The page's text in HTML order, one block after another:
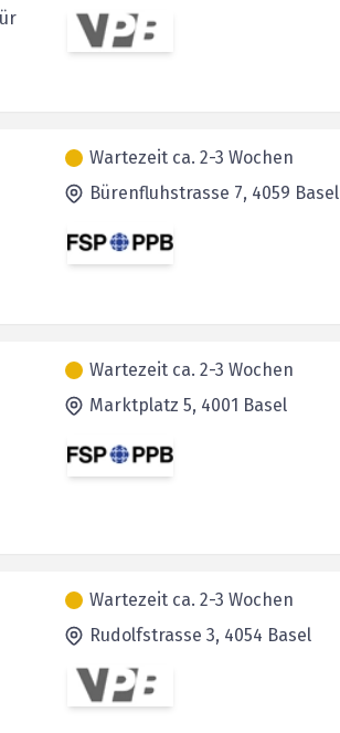
Wartezeit ca. 2-3 Wochen
Bürenfluhstrasse 7, 4059 Basel
Wartezeit ca. 2-3 Wochen
Marktplatz 5, 4001 Basel
Wartezeit ca. 2-3 Wochen
Rudolfstrasse 3, 4054 Basel